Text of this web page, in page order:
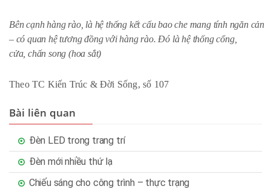
Bên cạnh hàng rào, là hệ thống kết cấu bao che mang tính ngăn cản
– có quan hệ tương đồng với hàng rào. Đó là hệ thống cổng,
cửa, chấn song (hoa sắt)
Theo TC Kiến Trúc & Đời Sống, số 107
Bài liên quan
Đèn LED trong trang trí
Đèn mới nhiều thứ lạ
Chiếu sáng cho công trình – thực trạng